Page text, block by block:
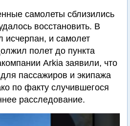
самолеты сблизились
восстановить. В
исчерпан, и самолет
полет до пункта
Arkia заявили, что
пассажиров и экипажа
по факту случившегося
расследование.